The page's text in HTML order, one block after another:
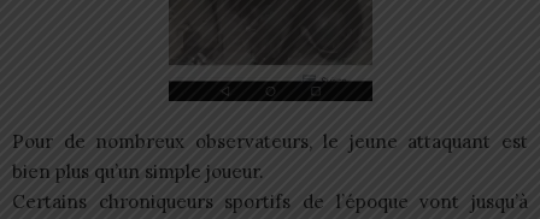
Pour de nombreux observateurs, le jeune attaquant est
bien plus qu’un simple joueur.
Certains chroniqueurs sportifs de l’époque vont jusqu’à